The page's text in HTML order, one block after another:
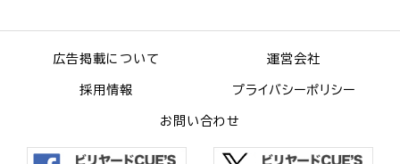
広告掲載について 運営会社
採用情報 プライバシーポリシー
お問い合わせ